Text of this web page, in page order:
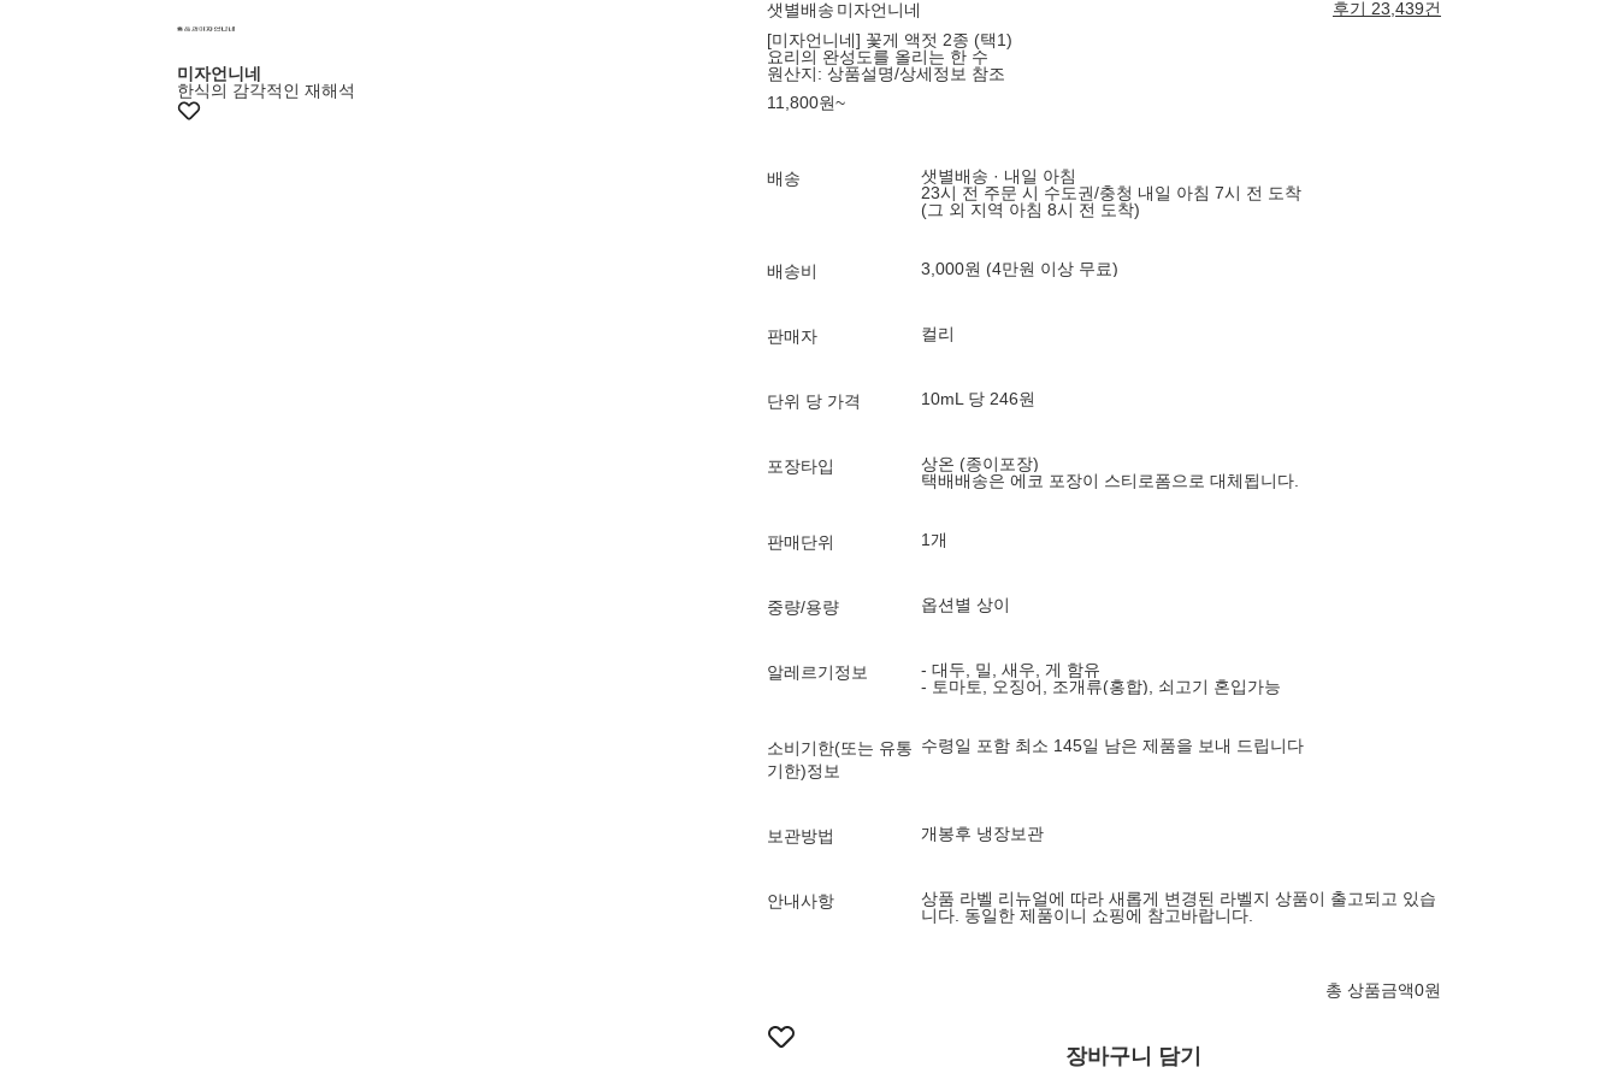
미자언니네
한식의 감각적인 재해석
샛별배송 미자언니네
후기 23,439건
[미자언니네] 꽃게 액젓 2종 (택1)
요리의 완성도를 올리는 한 수
원산지: 상품설명/상세정보 참조
11,800원~
배송
샛별배송 · 내일 아침
23시 전 주문 시 수도권/충청 내일 아침 7시 전 도착
(그 외 지역 아침 8시 전 도착)
배송비 3,000원 (4만원 이상 무료)
판매자 컬리
단위 당 가격 10mL 당 246원
포장타입
상온 (종이포장)
택배배송은 에코 포장이 스티로폼으로 대체됩니다.
판매단위 1개
중량/용량 옵션별 상이
알레르기정보
- 대두, 밀, 새우, 게 함유
- 토마토, 오징어, 조개류(홍합), 쇠고기 혼입가능
소비기한(또는 유통
기한)정보
수령일 포함 최소 145일 남은 제품을 보내 드립니다
보관방법 개봉후 냉장보관
안내사항
상품 라벨 리뉴얼에 따라 새롭게 변경된 라벨지 상품이 출고되고 있습
니다. 동일한 제품이니 쇼핑에 참고바랍니다.
총 상품금액0원
장바구니 담기